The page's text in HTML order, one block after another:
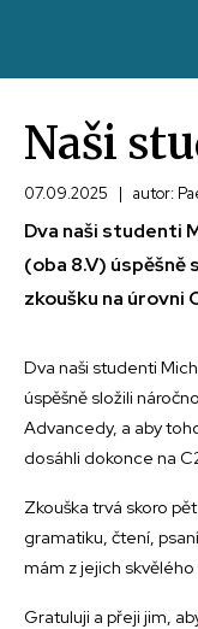
Naši
07.09.2025 | autor:
Dva naši studenti
(oba 8.V) úspěšně
zkoušku na úrovni
Dva naši studenti
úspěšně složili
Advancedy, a aby
dosáhli dokonce na
Zkouška trvá skoro
gramatiku, čtení,
mám z jejich
Gratuluji a přeji jim,